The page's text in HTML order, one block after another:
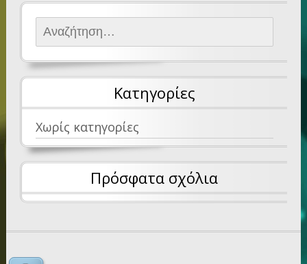
Αναζήτηση για:
Kατηγορίες
Χωρίς κατηγορίες
Πρόσφατα σχόλια